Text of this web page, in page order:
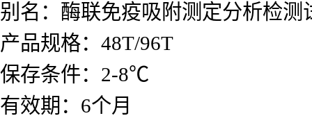
别名：酶联免疫吸附测定分析检测
产品规格：48T/96T
保存条件：2-8℃
有效期：6个月